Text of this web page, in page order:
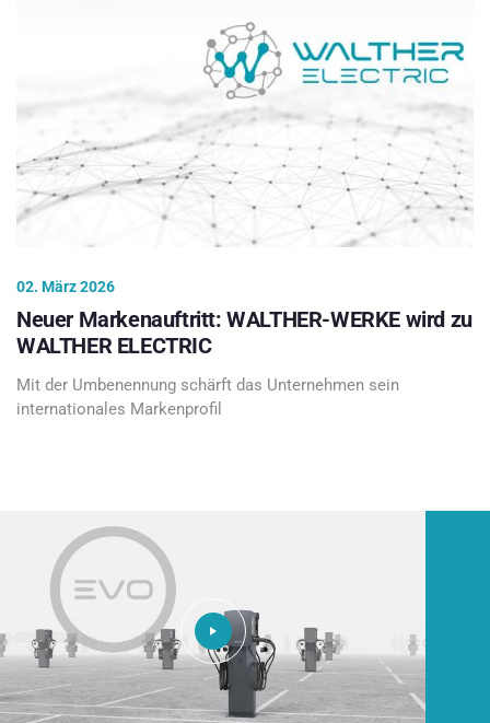
02. März 2026
Neuer Markenauftritt: WALTHER-WERKE wird zu
WALTHER ELECTRIC
Mit der Umbenennung schärft das Unternehmen sein
internationales Markenprofil